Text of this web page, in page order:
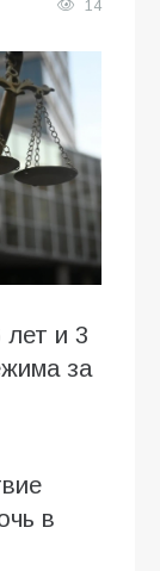
14
лет и 3
за
в